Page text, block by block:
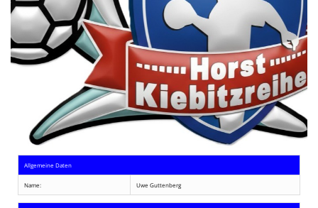
DIE HAIE I Intern
Partner
Allgemeine Daten
Name: Uwe Guttenberg